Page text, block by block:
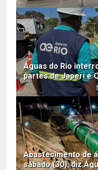
Águas do Rio
partes de Japeri e
Abastecimento de
sábado (30), diz